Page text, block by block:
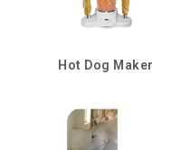
Hot Dog Maker